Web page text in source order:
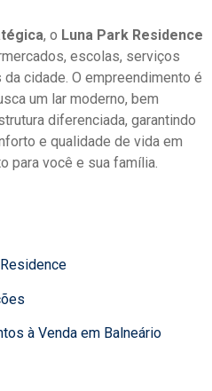
, o Luna Park Residence
escolas, serviços
cidade. O empreendimento é
um lar moderno, bem
diferenciada, garantindo
e qualidade de vida em
para você e sua família.
à Venda em Balneário